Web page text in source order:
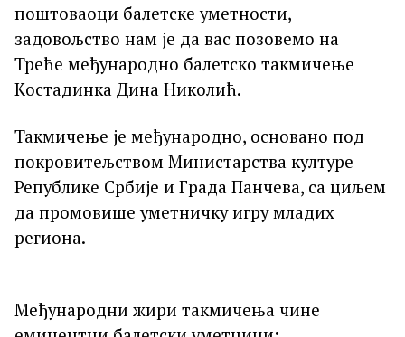
поштоваоци балетске уметности,
задовољство нам је да вас позовемо на
Треће међународно балетско такмичење
Kостадинка Дина Николић.
Такмичење је међународно, основано под
покровитељством Министарства културе
Републике Србије и Града Панчева, са циљем
да промовише уметничку игру младих
региона.
Међународни жири такмичења чине